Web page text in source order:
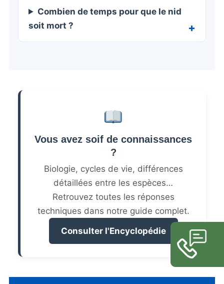
Combien de temps pour que le nid
soit mort ?
Vous avez soif de connaissances
?
Biologie, cycles de vie, différences
détaillées entre les espèces…
Retrouvez toutes les réponses
techniques dans notre guide complet.
Consulter l'Encyclopédie